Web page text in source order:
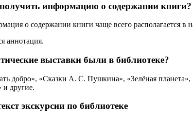
информацию о содержании книги?
о содержании книги чаще всего располагается в
аннотация.
выставки были в библиотеке?
добро», «Сказки А. С. Пушкина», «Зелёная
и другие.
экскурсии по библиотеке